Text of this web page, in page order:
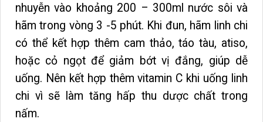
nhuyễn vào khoảng 200 – 300ml nước sôi và
hãm trong vòng 3 -5 phút. Khi đun, hãm linh chi
có thể kết hợp thêm cam thảo, táo tàu, atiso,
hoặc cỏ ngọt để giảm bớt vị đắng, giúp dễ
uống. Nên kết hợp thêm vitamin C khi uống linh
chi vì sẽ làm tăng hấp thu dược chất trong
nấm.